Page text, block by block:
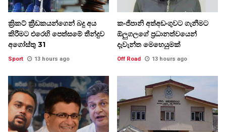
ක්‍රිකට් ක්‍රීඩකයන්ගෙන් බදු අය
කිරීමට එරෙහි පෙත්සමේ තීන්දුව
අගෝස්තු 31
Sport 13 hours ago
කංජිපානි අත්අඩංගුවට ගැනීමට
ඕලුගලගේ ප්‍රධානත්වයෙන්
දැවැන්ත මෙහෙයුමක්
Off Road 13 hours ago